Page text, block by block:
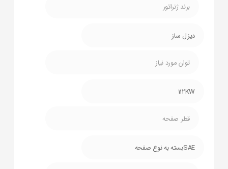
برند ژنراتور
دیزل ساز
توان مورد نیاز
112KW
قطر صفحه
SAEبسته به نوع صفحه